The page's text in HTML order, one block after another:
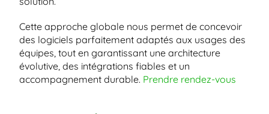
Cette approche globale nous permet de concevoir
des logiciels parfaitement adaptés aux usages des
équipes, tout en garantissant une architecture
évolutive, des intégrations fiables et un
accompagnement durable. Prendre rendez-vous